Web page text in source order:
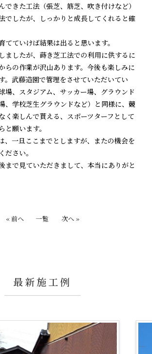
できた工法（張芝、筋芝、吹き付けなど）
でしたが、しっかりと成長してくれると確
てていけば結果は出ると思います。
ましたが、蒔き芝工法での利用に供するに
らの作業が沢山あります。今後も楽しみに
。武藤造園で管理をさせていただいてい
場、スタジアム、サッカー場、グラウンド
、学校芝生グラウンドなど）と同様に、競
く楽しんで貰える、スポーツターフとして
と願います。
、一旦ここまでとしますが、またの機会を
ださい。
まで見ていただきまして、本当にありがと
« 前へ 一覧 次へ »
最新施工例